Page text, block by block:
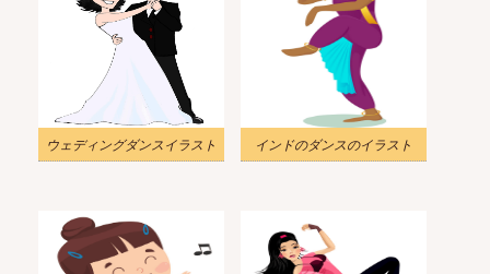
ウェディングダンスイラスト インドのダンスのイラスト